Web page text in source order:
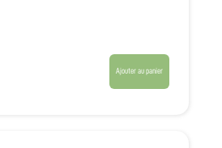
Ajouter au panier